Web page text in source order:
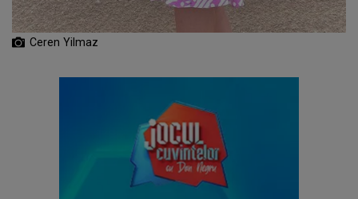
Ceren Yilmaz